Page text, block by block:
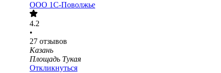
ООО 1С-Поволжье
4.2
•
27 отзывов
Казань
Площадь Тукая
Откликнуться